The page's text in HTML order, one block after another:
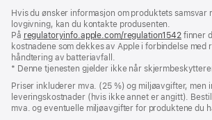
Hvis du ønsker informasjon om produktets samsvar
lovgivning, kan du kontakte produsenten.
På regulatoryinfo.apple.com/regulation1542(åpnes
i
vindu)
finner
kostnadene som dekkes av Apple i forbindelse med
håndtering av batteriavfall.
* Denne tjenesten gjelder ikke når
Priser inkluderer mva. (25 %) og miljøavgifter, men
leveringskostnader (hvis ikke annet er angitt).
mva. og eventuelle miljøavgifter for produktene du